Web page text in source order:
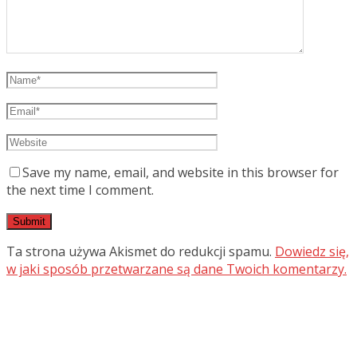
Save my name, email, and website in this browser for
the next time I comment.
Ta strona używa Akismet do redukcji spamu. Dowiedz się,
w jaki sposób przetwarzane są dane Twoich komentarzy.